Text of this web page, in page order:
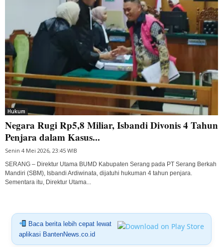
Hukum
Negara Rugi Rp5,8 Miliar, Isbandi Divonis 4 Tahun
Penjara dalam Kasus...
Senin 4 Mei 2026, 23:45 WIB
SERANG – Direktur Utama BUMD Kabupaten Serang pada PT Serang Berkah
Mandiri (SBM), Isbandi Ardiwinata, dijatuhi hukuman 4 tahun penjara.
Sementara itu, Direktur Utama...
Baca berita lebih cepat lewat
aplikasi BantenNews.co.id